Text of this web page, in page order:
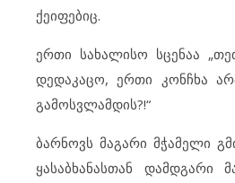
ქეიფებიც.
ერთი სახალისო სცენაა
დედაკაცო, ერთი კონჩხა
გამოსვლამდის?!“
ბარნოვს მაგარი მჭამელი
ყასაბხანასთან